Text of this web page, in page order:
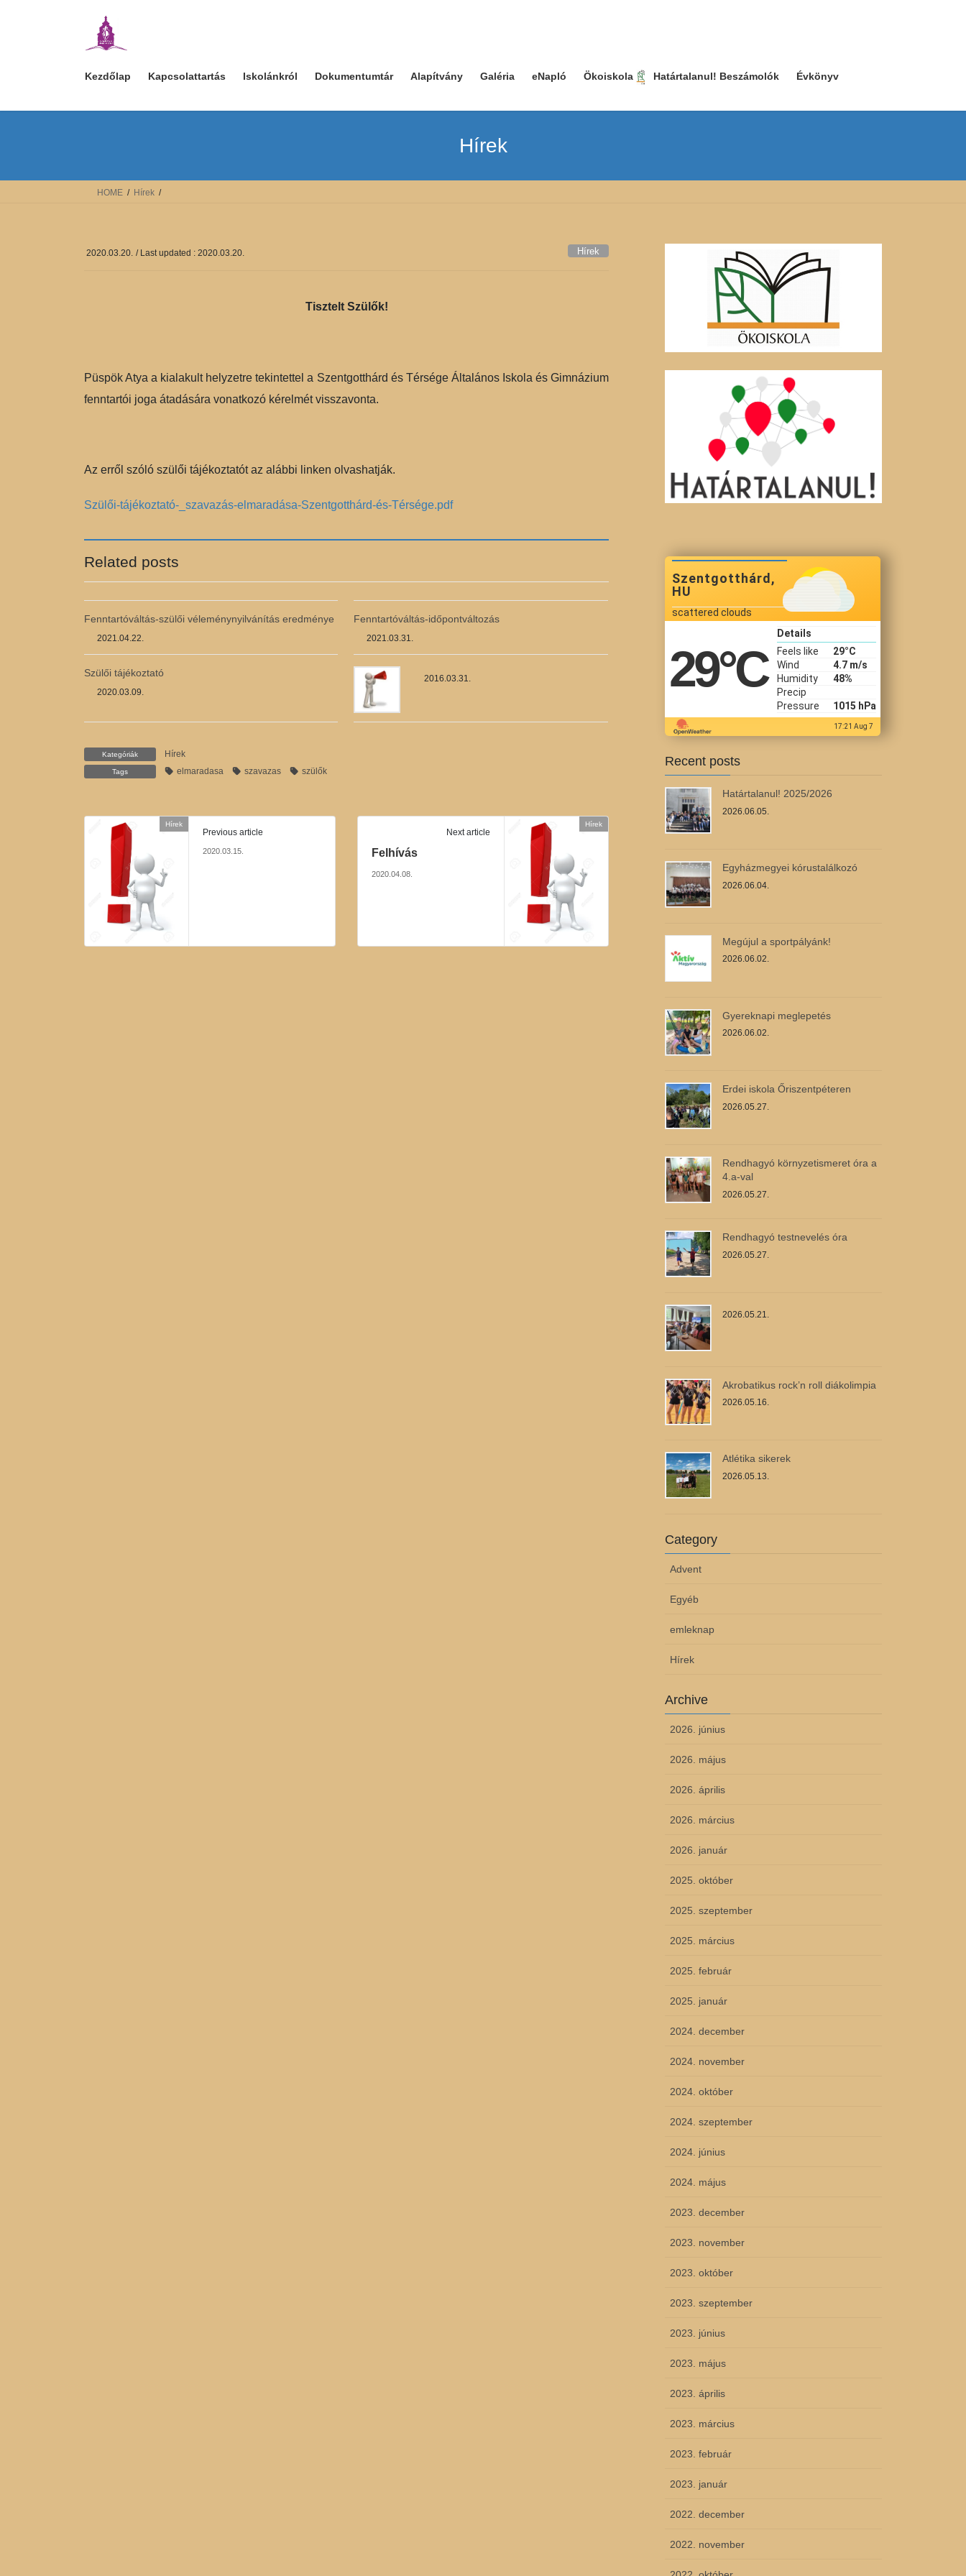
Kezdőlap Kapcsolattartás Iskolánkról Dokumentumtár Alapítvány Galéria eNapló Ökoiskola Határtalanul! Beszámolók Évkönyv
Hírek
HOME Hírek
2020.03.20. / Last updated : 2020.03.20. Hírek
Tisztelt Szülők!
Püspök Atya a kialakult helyzetre tekintettel a Szentgotthárd és Térsége Általános Iskola és Gimnázium
fenntartói joga átadására vonatkozó kérelmét visszavonta.
Az erről szóló szülői tájékoztatót az alábbi linken olvashatják.
Szülői-tájékoztató-_szavazás-elmaradása-Szentgotthárd-és-Térsége.pdf
Related posts
Fenntartóváltás-szülői véleménynyilvánítás eredménye
2021.04.22.
Fenntartóváltás-időpontváltozás
2021.03.31.
Szülői tájékoztató
2020.03.09.
2016.03.31.
Kategóriák Hírek
Tags elmaradasa szavazas szülők
Hírek
Previous article
2020.03.15.
Hírek
Next article
Felhívás
2020.04.08.
Szentgotthárd,
HU
scattered clouds
29°C
Details
Feels like
29°C
Wind
4.7 m/s
Humidity
48%
Precip
Pressure
1015 hPa
17:21 Aug 7
Recent posts
Határtalanul! 2025/2026
2026.06.05.
Egyházmegyei kórustalálkozó
2026.06.04.
Megújul a sportpályánk!
2026.06.02.
Gyereknapi meglepetés
2026.06.02.
Erdei iskola Őriszentpéteren
2026.05.27.
Rendhagyó környzetismeret óra a
4.a-val
2026.05.27.
Rendhagyó testnevelés óra
2026.05.27.
2026.05.21.
Akrobatikus rock’n roll diákolimpia
2026.05.16.
Atlétika sikerek
2026.05.13.
Category
Advent
Egyéb
emleknap
Hírek
Archive
2026. június
2026. május
2026. április
2026. március
2026. január
2025. október
2025. szeptember
2025. március
2025. február
2025. január
2024. december
2024. november
2024. október
2024. szeptember
2024. június
2024. május
2023. december
2023. november
2023. október
2023. szeptember
2023. június
2023. május
2023. április
2023. március
2023. február
2023. január
2022. december
2022. november